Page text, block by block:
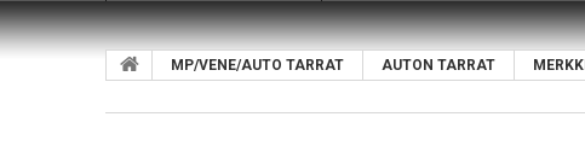
MP/VENE/AUTO TARRAT AUTON TARRAT